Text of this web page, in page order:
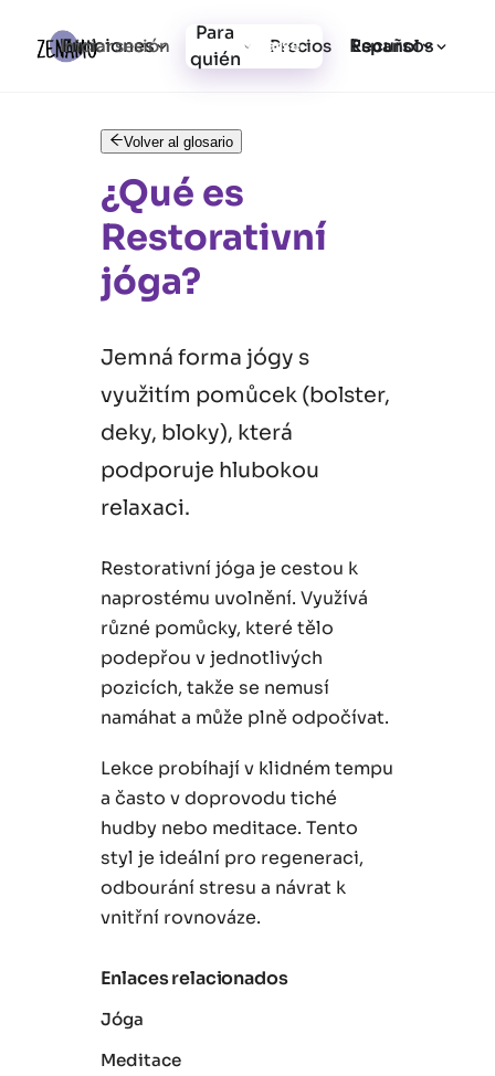
Funciones
Para
quién
Precios Recursos
Iniciar sesión Registrarse Español
Volver al glosario
¿Qué es
Restorativní
jóga?
Jemná forma jógy s
využitím pomůcek (bolster,
deky, bloky), která
podporuje hlubokou
relaxaci.
Restorativní jóga je cestou k
naprostému uvolnění. Využívá
různé pomůcky, které tělo
podepřou v jednotlivých
pozicích, takže se nemusí
namáhat a může plně odpočívat.
Lekce probíhají v klidném tempu
a často v doprovodu tiché
hudby nebo meditace. Tento
styl je ideální pro regeneraci,
odbourání stresu a návrat k
vnitřní rovnováze.
Enlaces relacionados
Jóga
Meditace